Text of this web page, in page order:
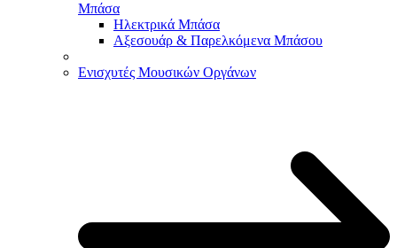
Μπάσα
Ηλεκτρικά Μπάσα
Αξεσουάρ & Παρελκόμενα Μπάσου
Ενισχυτές Μουσικών Οργάνων